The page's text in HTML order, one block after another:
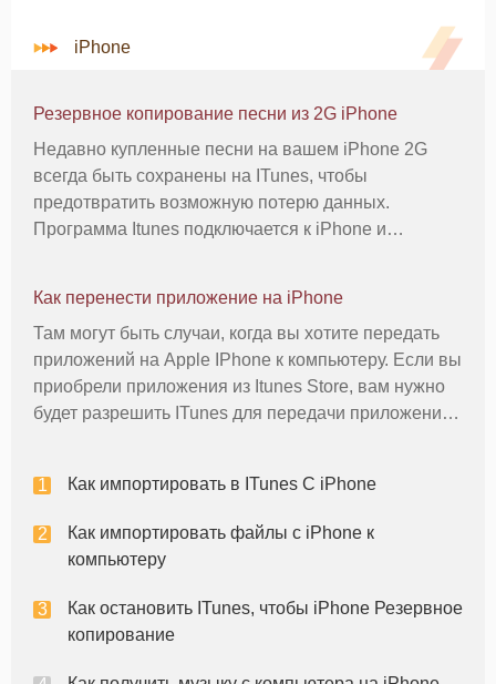
iPhone
Резервное копирование песни из 2G iPhone
Недавно купленные песни на вашем iPhone 2G
всегда быть сохранены на ITunes, чтобы
предотвратить возможную потерю данных.
Программа Itunes подключается к iPhone и
качестве резервного. После передачи, песни появл
Как перенести приложение на iPhone
Там могут быть случаи, когда вы хотите передать
приложений на Apple IPhone к компьютеру. Если вы
приобрели приложения из Itunes Store, вам нужно
будет разрешить ITunes для передачи приложений
записей ITunes, ч
Как импортировать в ITunes С iPhone
Как импортировать файлы с iPhone к
компьютеру
Как остановить ITunes, чтобы iPhone Резервное
копирование